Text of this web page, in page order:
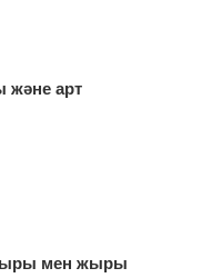
және арт
мен жыры